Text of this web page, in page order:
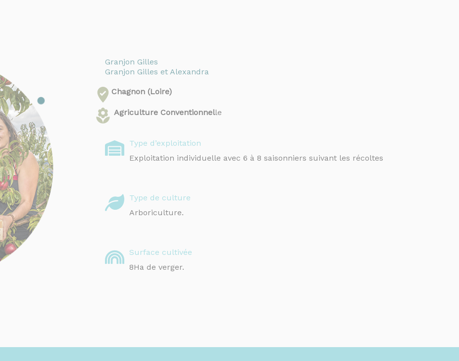
Granjon Gilles
Granjon Gilles et Alexandra
Chagnon (Loire)
Agriculture Conventionnelle
Type d’exploitation
Exploitation individuelle avec 6 à 8 saisonniers suivant les récoltes
Type de culture
Arboriculture.
Surface cultivée
8Ha de verger.